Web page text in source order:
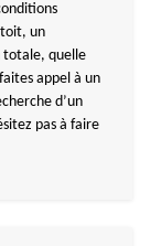
un
totale, quelle
appel à un
d’un
pas à faire